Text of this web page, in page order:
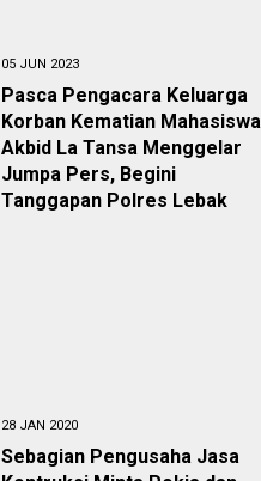
05 JUN 2023
Pasca Pengacara Keluarga
Korban Kematian Mahasiswa
Akbid La Tansa Menggelar
Jumpa Pers, Begini
Tanggapan Polres Lebak
28 JAN 2020
Sebagian Pengusaha Jasa